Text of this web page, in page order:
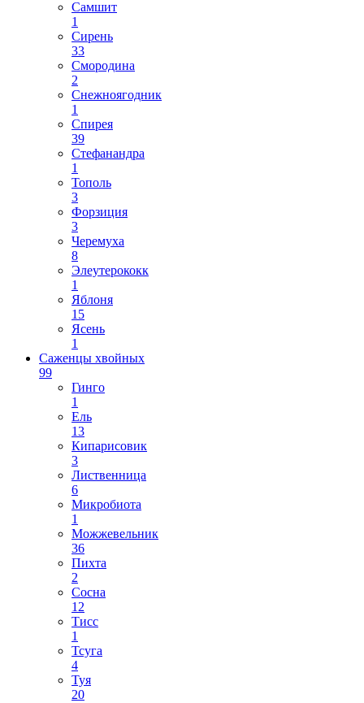
Самшит
1
Сирень
33
Смородина
2
Снежноягодник
1
Спирея
39
Стефанандра
1
Тополь
3
Форзиция
3
Черемуха
8
Элеутерококк
1
Яблоня
15
Ясень
1
Саженцы хвойных
99
Гинго
1
Ель
13
Кипарисовик
3
Лиственница
6
Микробиота
1
Можжевельник
36
Пихта
2
Сосна
12
Тисс
1
Тсуга
4
Туя
20